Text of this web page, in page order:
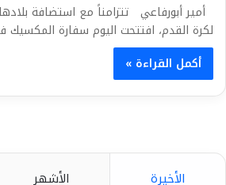
أمير أبورفاعي تتزامناً مع استضافة
لكرة القدم، افتتحت اليوم سفارة
أكمل القراءة »
الأخيرة الأشهر